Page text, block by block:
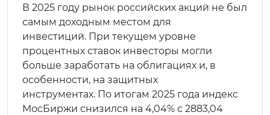
В 2025 году рынок российских акций не был
самым доходным местом для
инвестиций. При текущем уровне
процентных ставок инвесторы могли
больше заработать на облигациях и, в
особенности, на защитных
инструментах. По итогам 2025 года индекс
МосБиржи снизился на 4,04% с 2883,04